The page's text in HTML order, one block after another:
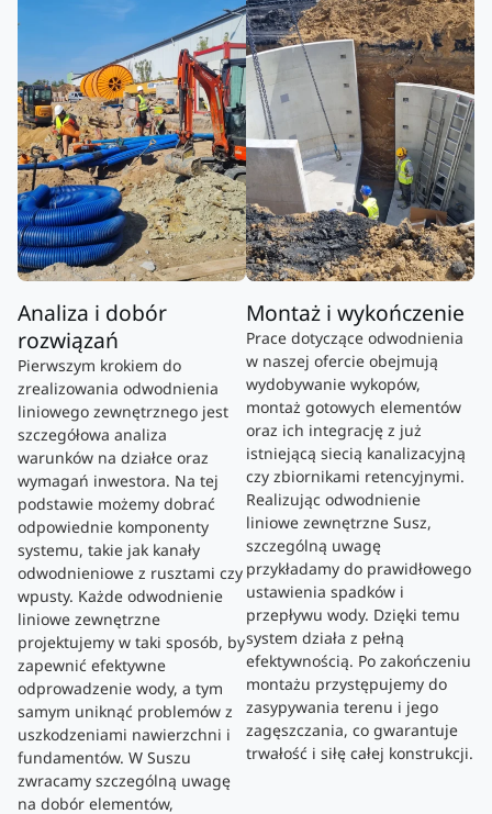
Analiza i dobór
rozwiązań
Pierwszym krokiem do
zrealizowania odwodnienia
liniowego zewnętrznego jest
szczegółowa analiza
warunków na działce oraz
wymagań inwestora. Na tej
podstawie możemy dobrać
odpowiednie komponenty
systemu, takie jak kanały
odwodnieniowe z rusztami czy
wpusty. Każde odwodnienie
liniowe zewnętrzne
projektujemy w taki sposób, by
zapewnić efektywne
odprowadzenie wody, a tym
samym uniknąć problemów z
uszkodzeniami nawierzchni i
fundamentów. W Suszu
zwracamy szczególną uwagę
na dobór elementów,
Montaż i wykończenie
Prace dotyczące odwodnienia
w naszej ofercie obejmują
wydobywanie wykopów,
montaż gotowych elementów
oraz ich integrację z już
istniejącą siecią kanalizacyjną
czy zbiornikami retencyjnymi.
Realizując odwodnienie
liniowe zewnętrzne Susz,
szczególną uwagę
przykładamy do prawidłowego
ustawienia spadków i
przepływu wody. Dzięki temu
system działa z pełną
efektywnością. Po zakończeniu
montażu przystępujemy do
zasypywania terenu i jego
zagęszczania, co gwarantuje
trwałość i siłę całej konstrukcji.